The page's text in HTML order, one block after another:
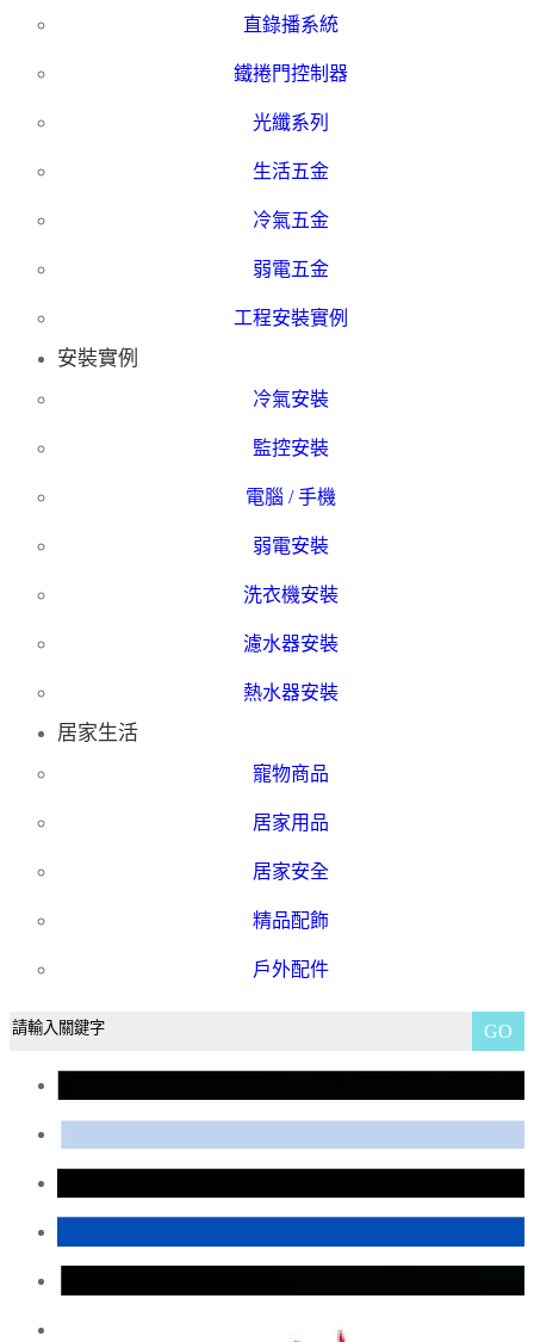
直錄播系統
鐵捲門控制器
光纖系列
生活五金
冷氣五金
弱電五金
工程安裝實例
安裝實例
冷氣安裝
監控安裝
電腦 / 手機
弱電安裝
洗衣機安裝
濾水器安裝
熱水器安裝
居家生活
寵物商品
居家用品
居家安全
精品配飾
戶外配件
GO